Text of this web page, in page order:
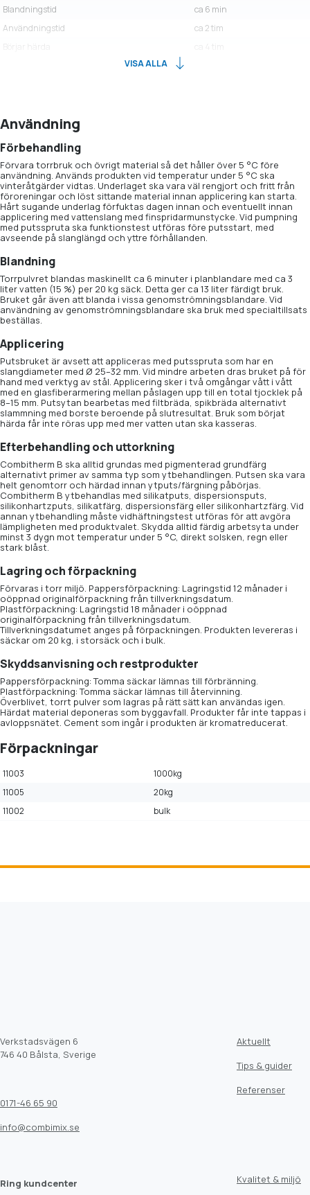
Blandningstid
ca 6 min
Användningstid
ca 2 tim
VISA ALLA
Användning
Förbehandling
Förvara torrbruk och övrigt material så det håller över 5 °C före
användning. Används produkten vid temperatur under 5 °C ska
vinteråtgärder vidtas. Underlaget ska vara väl rengjort och fritt från
föroreningar och löst sittande material innan applicering kan starta.
Hårt sugande underlag förfuktas dagen innan och eventuellt innan
applicering med vattenslang med finspridarmunstycke. Vid pumpning
med putsspruta ska funktionstest utföras före putsstart, med
avseende på slanglängd och yttre förhållanden.
Blandning
Torrpulvret blandas maskinellt ca 6 minuter i planblandare med ca 3
liter vatten (15 %) per 20 kg säck. Detta ger ca 13 liter färdigt bruk.
Bruket går även att blanda i vissa genomströmningsblandare. Vid
användning av genomströmningsblandare ska bruk med specialtillsats
beställas.
Applicering
Putsbruket är avsett att appliceras med putsspruta som har en
slangdiameter med Ø 25–32 mm. Vid mindre arbeten dras bruket på för
hand med verktyg av stål. Applicering sker i två omgångar vått i vått
med en glasfiberarmering mellan påslagen upp till en total tjocklek på
8–15 mm. Putsytan bearbetas med filtbräda, spikbräda alternativt
slammning med borste beroende på slutresultat. Bruk som börjat
härda får inte röras upp med mer vatten utan ska kasseras.
Efterbehandling och uttorkning
Combitherm B ska alltid grundas med pigmenterad grundfärg
alternativt primer av samma typ som ytbehandlingen. Putsen ska vara
helt genomtorr och härdad innan ytputs/färgning påbörjas.
Combitherm B ytbehandlas med silikatputs, dispersionsputs,
silikonhartzputs, silikatfärg, dispersionsfärg eller silikonhartzfärg. Vid
annan ytbehandling måste vidhäftningstest utföras för att avgöra
lämpligheten med produktvalet. Skydda alltid färdig arbetsyta under
minst 3 dygn mot temperatur under 5 °C, direkt solsken, regn eller
stark blåst.
Lagring och förpackning
Förvaras i torr miljö. Pappersförpackning: Lagringstid 12 månader i
oöppnad originalförpackning från tillverkningsdatum.
Plastförpackning: Lagringstid 18 månader i oöppnad
originalförpackning från tillverkningsdatum.
Tillverkningsdatumet anges på förpackningen. Produkten levereras i
säckar om 20 kg, i storsäck och i bulk.
Skyddsanvisning och restprodukter
Pappersförpackning: Tomma säckar lämnas till förbränning.
Plastförpackning: Tomma säckar lämnas till återvinning.
Överblivet, torrt pulver som lagras på rätt sätt kan användas igen.
Härdat material deponeras som byggavfall. Produkter får inte tappas i
avloppsnätet. Cement som ingår i produkten är kromatreducerat.
Förpackningar
11003
1000kg
11005
20kg
11002
bulk
Verkstadsvägen 6
746 40 Bålsta, Sverige
0171-46 65 90
info@combimix.se
Ring kundcenter
Aktuellt
Tips & guider
Referenser
Kvalitet & miljö